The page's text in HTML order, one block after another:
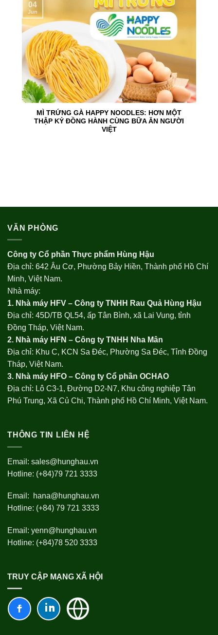
MÌ TRỨNG GÀ HAPPY NOODLES: HƠN MỘT
THẬP KỶ ĐỒNG HÀNH CÙNG BỮA ĂN NGƯỜI
VIỆT
04
Jun
VĂN PHÒNG
Công ty Cổ phần Thực phẩm Hùng Hậu
Địa chỉ: 642 Âu Cơ, Phường Bảy Hiền, Thành phố Hồ Chí
Minh, Việt Nam.
Nhà máy:
1. Nhà máy HFV – Công ty TNHH Rau Quả Hùng Hậu
Địa chỉ: 45D/TB QL54, ấp Tân Bình, xã Lai Vung, tỉnh
Đồng Tháp, Việt Nam.
2. Nhà máy HFN – Công ty TNHH Nha Mân
Địa chỉ: Khu C, KCN Sa Đéc, Phường Sa Đéc, Tỉnh Đồng
Tháp, Việt Nam.
3. Nhà máy HFO – Công ty Cổ phần OCHAO
Địa chỉ: Lô C3-1, Đường D2-N7, Khu công nghiệp Tân
Phú Trung, Xã Củ Chi, Thành phố Hồ Chí Minh, Việt Nam.
THÔNG TIN LIÊN HỆ
Email: sales@hunghau.vn
Hotline: (+84)79 721 3333
Email:
hana@hunghau.vn
Hotline: (+84) 79 721 3333
Email: yenn@hunghau.vn
Hotline: (+84)78 520 3333
TRUY CẬP MẠNG XÃ HỘI